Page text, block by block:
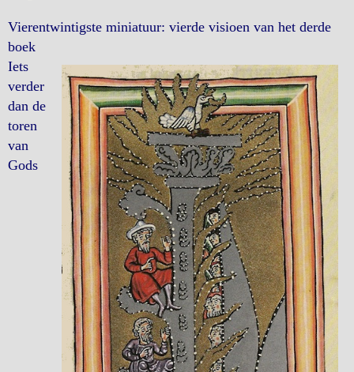
Vierentwintigste miniatuur: vierde visioen van het derde
boek
Iets
verder
dan de
toren
van
Gods